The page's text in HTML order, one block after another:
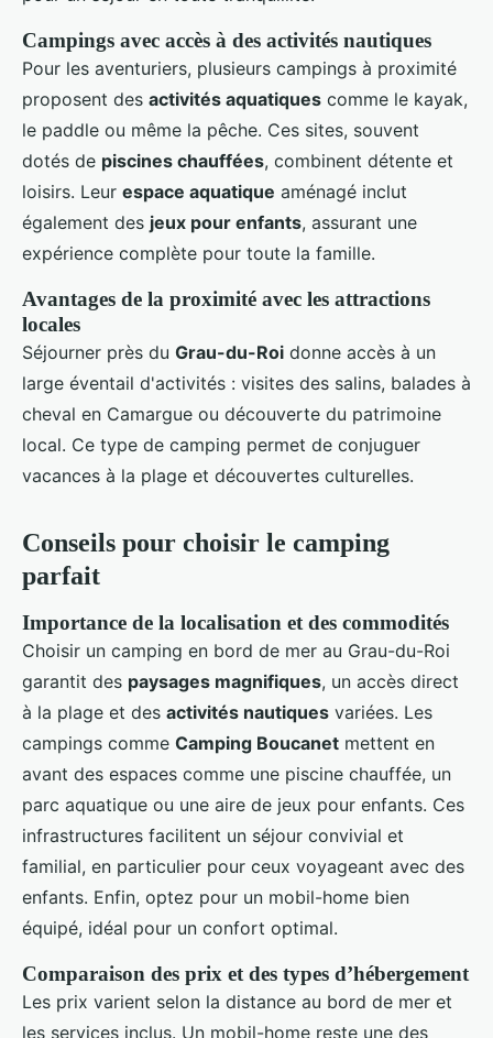
Campings avec accès à des activités nautiques
Pour les aventuriers, plusieurs campings à proximité
proposent des activités aquatiques comme le kayak,
le paddle ou même la pêche. Ces sites, souvent
dotés de piscines chauffées, combinent détente et
loisirs. Leur espace aquatique aménagé inclut
également des jeux pour enfants, assurant une
expérience complète pour toute la famille.
Avantages de la proximité avec les attractions
locales
Séjourner près du Grau-du-Roi donne accès à un
large éventail d'activités : visites des salins, balades à
cheval en Camargue ou découverte du patrimoine
local. Ce type de camping permet de conjuguer
vacances à la plage et découvertes culturelles.
Conseils pour choisir le camping
parfait
Importance de la localisation et des commodités
Choisir un camping en bord de mer au Grau-du-Roi
garantit des paysages magnifiques, un accès direct
à la plage et des activités nautiques variées. Les
campings comme Camping Boucanet mettent en
avant des espaces comme une piscine chauffée, un
parc aquatique ou une aire de jeux pour enfants. Ces
infrastructures facilitent un séjour convivial et
familial, en particulier pour ceux voyageant avec des
enfants. Enfin, optez pour un mobil-home bien
équipé, idéal pour un confort optimal.
Comparaison des prix et des types d’hébergement
Les prix varient selon la distance au bord de mer et
les services inclus. Un mobil-home reste une des